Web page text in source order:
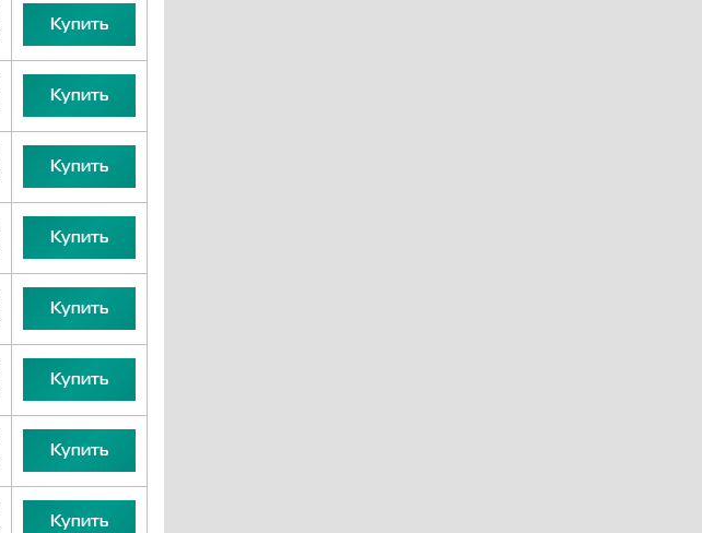
Купить
Купить
Купить
Купить
Купить
Купить
Купить
Купить